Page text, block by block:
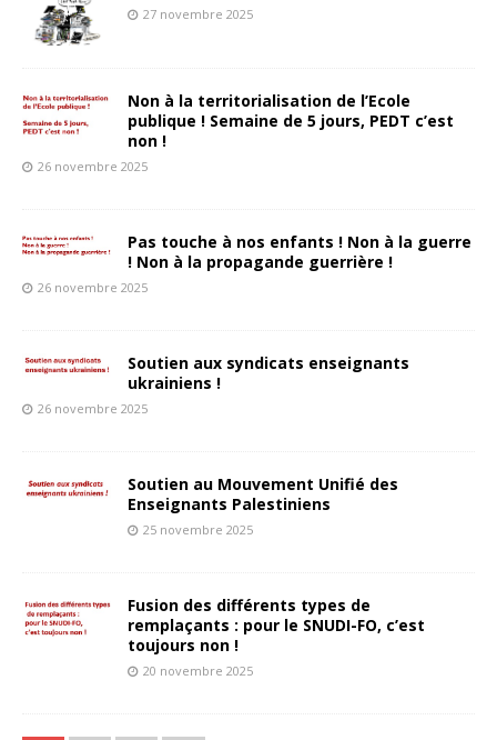
27 novembre 2025
Non à la territorialisation de l’Ecole
publique ! Semaine de 5 jours, PEDT c’est
non !
26 novembre 2025
Pas touche à nos enfants ! Non à la guerre
! Non à la propagande guerrière !
26 novembre 2025
Soutien aux syndicats enseignants
ukrainiens !
26 novembre 2025
Soutien au Mouvement Unifié des
Enseignants Palestiniens
25 novembre 2025
Fusion des différents types de
remplaçants : pour le SNUDI-FO, c’est
toujours non !
20 novembre 2025